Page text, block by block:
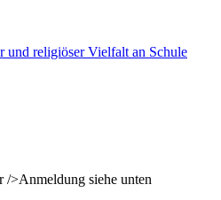
und religiöser Vielfalt an Schule